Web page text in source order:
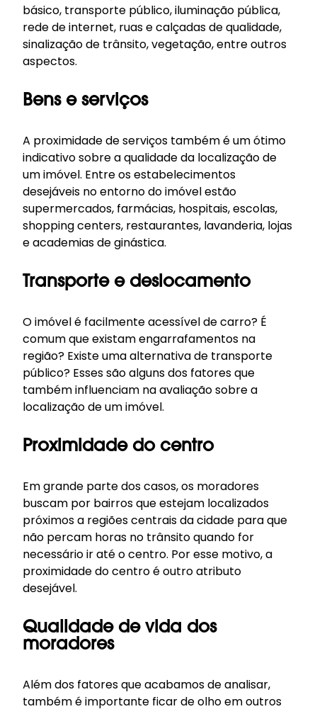
básico, transporte público, iluminação pública,
rede de internet, ruas e calçadas de qualidade,
sinalização de trânsito, vegetação, entre outros
aspectos.
Bens e serviços
A proximidade de serviços também é um ótimo
indicativo sobre a qualidade da localização de
um imóvel. Entre os estabelecimentos
desejáveis no entorno do imóvel estão
supermercados, farmácias, hospitais, escolas,
shopping centers, restaurantes, lavanderia, lojas
e academias de ginástica.
Transporte e deslocamento
O imóvel é facilmente acessível de carro? É
comum que existam engarrafamentos na
região? Existe uma alternativa de transporte
público? Esses são alguns dos fatores que
também influenciam na avaliação sobre a
localização de um imóvel.
Proximidade do centro
Em grande parte dos casos, os moradores
buscam por bairros que estejam localizados
próximos a regiões centrais da cidade para que
não percam horas no trânsito quando for
necessário ir até o centro. Por esse motivo, a
proximidade do centro é outro atributo
desejável.
Qualidade de vida dos
moradores
Além dos fatores que acabamos de analisar,
também é importante ficar de olho em outros